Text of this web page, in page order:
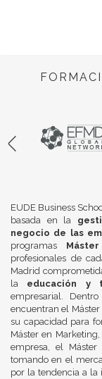
EUDE Business
basada en la
negocio de las
programas
profesionales de
Madrid
la educación y
empresarial.
encuentran el
su capacidad para
Máster en
empresa, el
tomando en el
por la tendencia a la